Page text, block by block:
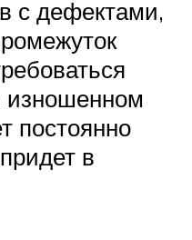
с дефектами,
постоянно
в